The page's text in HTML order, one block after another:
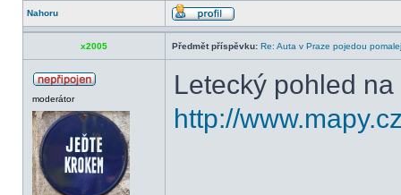
Nahoru
x2005 Předmět příspěvku: Re: Auta v Praze pojedou
moderátor
Letecký pohled
http://